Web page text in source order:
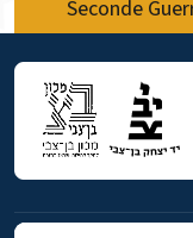
Seconde